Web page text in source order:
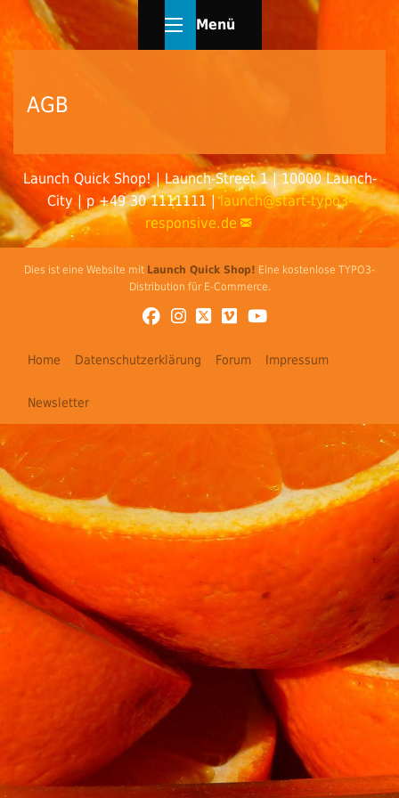
Home Datenschutzerklärung Forum Impressum
Newsletter
Menü
AGB
Launch Quick Shop! | Launch-Street 1 | 10000 Launch-
City | p +49 30 1111111 |launch@start-typo3-
responsive.de
Dies ist eine Website mit Launch Quick Shop! Eine kostenlose TYPO3-
Distribution für E-Commerce.